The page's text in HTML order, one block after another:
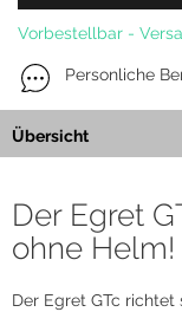
Vorbestellbar -
Personliche
Übersicht
Der Egret
ohne Helm!
Der Egret GTc richtet